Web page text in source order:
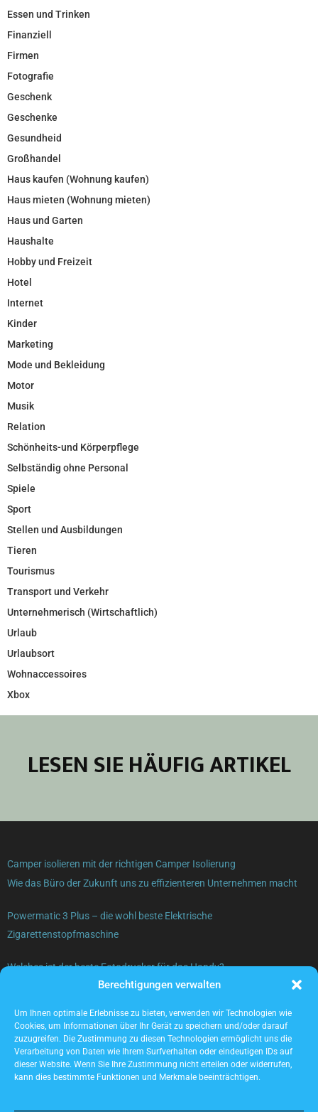
Berechtigungen verwalten
Um Ihnen optimale Erlebnisse zu bieten, verwenden wir Technologien wie
Cookies, um Informationen über Ihr Gerät zu speichern und/oder darauf
zuzugreifen. Die Zustimmung zu diesen Technologien ermöglicht uns die
Verarbeitung von Daten wie Ihrem Surfverhalten oder eindeutigen IDs auf
dieser Website. Wenn Sie Ihre Zustimmung nicht erteilen oder widerrufen,
kann dies bestimmte Funktionen und Merkmale beeinträchtigen.
Essen und Trinken
Finanziell
Firmen
Fotografie
Geschenk
Geschenke
Gesundheid
Großhandel
Haus kaufen (Wohnung kaufen)
Haus mieten (Wohnung mieten)
Haus und Garten
Haushalte
Hobby und Freizeit
Hotel
Internet
Kinder
Marketing
Mode und Bekleidung
Motor
Musik
Relation
Schönheits-und Körperpflege
Selbständig ohne Personal
Spiele
Sport
Stellen und Ausbildungen
Tieren
Tourismus
Transport und Verkehr
Unternehmerisch (Wirtschaftlich)
Urlaub
Urlaubsort
Wohnaccessoires
Xbox
LESEN SIE HÄUFIG ARTIKEL
Camper isolieren mit der richtigen Camper Isolierung
Wie das Büro der Zukunft uns zu effizienteren Unternehmen macht
Powermatic 3 Plus – die wohl beste Elektrische
Zigarettenstopfmaschine
Welches ist der beste Fotodrucker für das Handy?